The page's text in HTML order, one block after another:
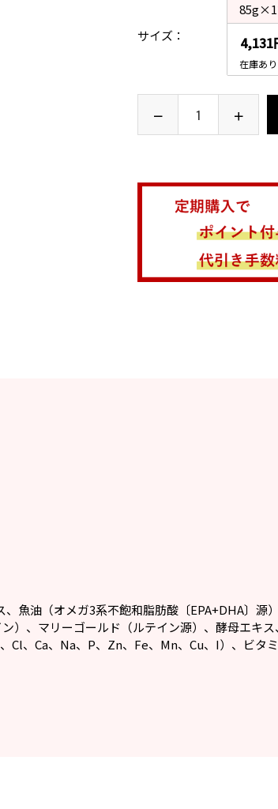
サイズ 4,131
在庫あり
魚油（オメガ3系不飽和脂肪酸〔EPA+DHA〕源
）、マリーゴールド（ルテイン源）、酵母エキ
、Ca、Na、P、Zn、Fe、Mn、Cu、I）、ビタ